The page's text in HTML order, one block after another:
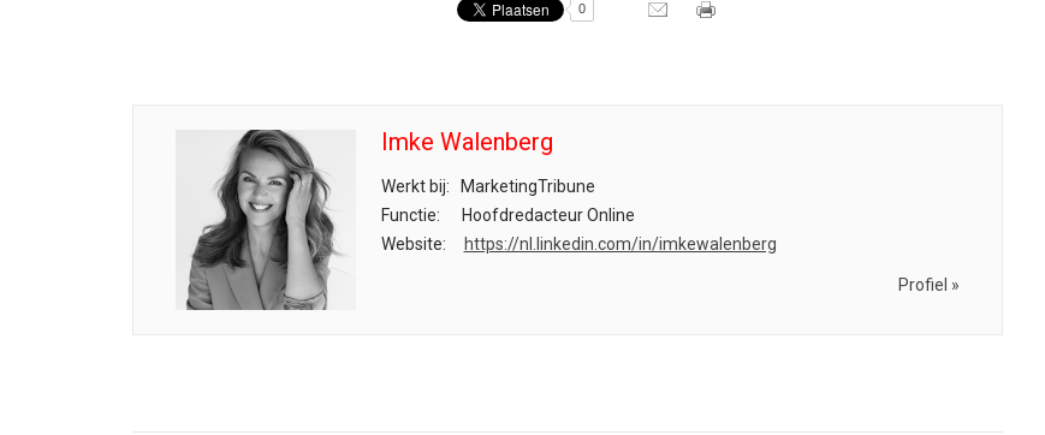
0
Imke Walenberg
Werkt bij:
MarketingTribune
Functie:
Hoofdredacteur Online
Website:
https://nl.linkedin.com/in/imkewalenberg
Profiel »